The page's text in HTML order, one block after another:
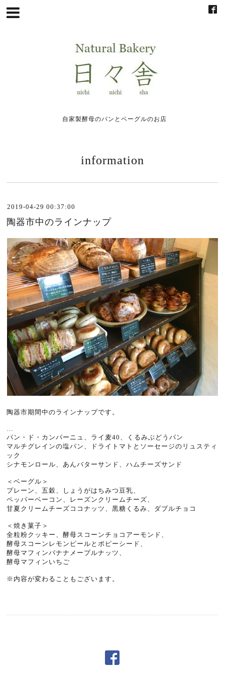
自家製酵母のパンとベーグルのお店
information
2019-04-29 00:37:00
陶器市中のラインナップ
陶器市期間中のラインナップです。
…
パン・ド・カンパーニュ、ライ麦40、くるみぶどうパン
マルチグレインの塩パン、ドライトマトとソーセージのリュスティ
ック
シナモンロール、あんバターサンド、ハムチーズサンド
＜ベーグル＞
プレーン、五穀、しょうがはちみつ豆乳、
ペッパーベーコン、レーズンクリームチーズ、
甘夏クリームチーズココナッツ、黒糖くるみ、ダブルチョコ
＜焼き菓子＞
全粒粉クッキー、酵母スコーンチョコアーモンド、
酵母スコーンレモンピールとポピーシード、
酵母マフィンバナナメープルナッツ、
酵母マフィンいちご
※内容が変わることもございます。